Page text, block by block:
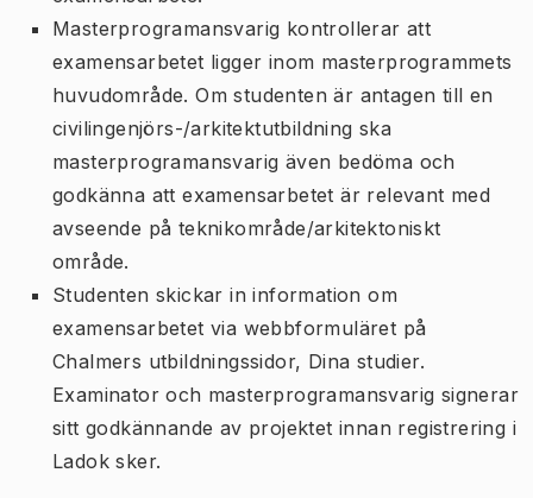
Masterprogramansvarig kontrollerar att
examensarbetet ligger inom masterprogrammets
huvudområde. Om studenten är antagen till en
civilingenjörs-/arkitektutbildning ska
masterprogramansvarig även bedöma och
godkänna att examensarbetet är relevant med
avseende på teknikområde/arkitektoniskt
område.
Studenten skickar in information om
examensarbetet via webbformuläret på
Chalmers utbildningssidor, Dina studier.
Examinator och masterprogramansvarig signerar
sitt godkännande av projektet innan registrering i
Ladok sker.